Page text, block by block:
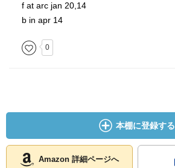
f at arc jan 20,14
b in apr 14
0
本棚に登録する
Amazon 詳細ページへ